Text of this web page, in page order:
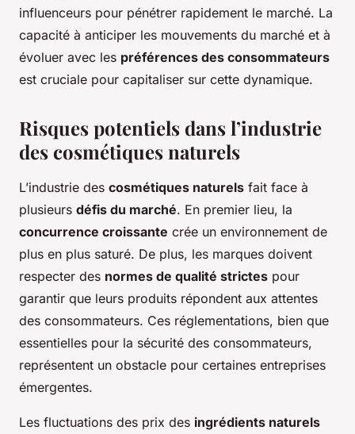
influenceurs pour pénétrer rapidement le marché. La
capacité à anticiper les mouvements du marché et à
évoluer avec les préférences des consommateurs
est cruciale pour capitaliser sur cette dynamique.
Risques potentiels dans l’industrie
des cosmétiques naturels
L’industrie des cosmétiques naturels fait face à
plusieurs défis du marché. En premier lieu, la
concurrence croissante crée un environnement de
plus en plus saturé. De plus, les marques doivent
respecter des normes de qualité strictes pour
garantir que leurs produits répondent aux attentes
des consommateurs. Ces réglementations, bien que
essentielles pour la sécurité des consommateurs,
représentent un obstacle pour certaines entreprises
émergentes.
Les fluctuations des prix des ingrédients naturels